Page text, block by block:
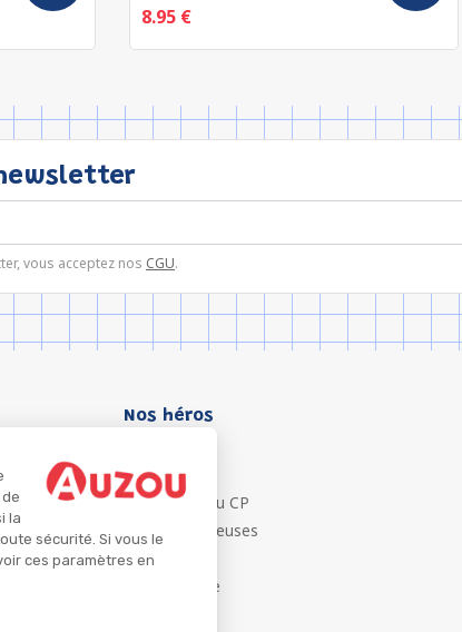
la
sécurité. Si vous le
ces paramètres en
8.95 €
vous acceptez nos CGU.
Nos héros
P'tit Loup
Les Héros du CP
Les Influenceuses
Migali
Petite Taupe